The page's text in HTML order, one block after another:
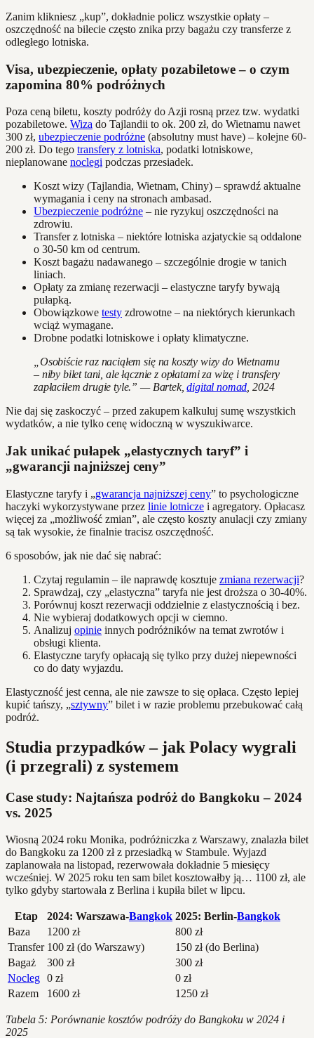
Zanim klikniesz „kup”, dokładnie policz wszystkie opłaty –
oszczędność na bilecie często znika przy bagażu czy transferze z
odległego lotniska.
Visa, ubezpieczenie, opłaty pozabiletowe – o czym
zapomina 80% podróżnych
Poza ceną biletu, koszty podróży do Azji rosną przez tzw. wydatki
pozabiletowe. Wiza do Tajlandii to ok. 200 zł, do Wietnamu nawet
300 zł, ubezpieczenie podróżne (absolutny must have) – kolejne 60-
200 zł. Do tego transfery z lotniska, podatki lotniskowe,
nieplanowane noclegi podczas przesiadek.
Koszt wizy (Tajlandia, Wietnam, Chiny) – sprawdź aktualne
wymagania i ceny na stronach ambasad.
Ubezpieczenie podróżne – nie ryzykuj oszczędności na
zdrowiu.
Transfer z lotniska – niektóre lotniska azjatyckie są oddalone
o 30-50 km od centrum.
Koszt bagażu nadawanego – szczególnie drogie w tanich
liniach.
Opłaty za zmianę rezerwacji – elastyczne taryfy bywają
pułapką.
Obowiązkowe testy zdrowotne – na niektórych kierunkach
wciąż wymagane.
Drobne podatki lotniskowe i opłaty klimatyczne.
„Osobiście raz naciąłem się na koszty wizy do Wietnamu
– niby bilet tani, ale łącznie z opłatami za wizę i transfery
zapłaciłem drugie tyle.” — Bartek,digital nomad, 2024
Nie daj się zaskoczyć – przed zakupem kalkuluj sumę wszystkich
wydatków, a nie tylko cenę widoczną w wyszukiwarce.
Jak unikać pułapek „elastycznych taryf” i
„gwarancji najniższej ceny”
Elastyczne taryfy i „gwarancja najniższej ceny” to psychologiczne
haczyki wykorzystywane przez linie lotnicze i agregatory. Opłacasz
więcej za „możliwość zmian”, ale często koszty anulacji czy zmiany
są tak wysokie, że finalnie tracisz oszczędność.
6 sposobów, jak nie dać się nabrać:
Czytaj regulamin – ile naprawdę kosztuje zmiana rezerwacji?
Sprawdzaj, czy „elastyczna” taryfa nie jest droższa o 30-40%.
Porównuj koszt rezerwacji oddzielnie z elastycznością i bez.
Nie wybieraj dodatkowych opcji w ciemno.
Analizuj opinie innych podróżników na temat zwrotów i
obsługi klienta.
Elastyczne taryfy opłacają się tylko przy dużej niepewności
co do daty wyjazdu.
Elastyczność jest cenna, ale nie zawsze to się opłaca. Często lepiej
kupić tańszy, „sztywny” bilet i w razie problemu przebukować całą
podróż.
Studia przypadków – jak Polacy wygrali
(i przegrali) z systemem
Case study: Najtańsza podróż do Bangkoku – 2024
vs. 2025
Wiosną 2024 roku Monika, podróżniczka z Warszawy, znalazła bilet
do Bangkoku za 1200 zł z przesiadką w Stambule. Wyjazd
zaplanowała na listopad, rezerwowała dokładnie 5 miesięcy
wcześniej. W 2025 roku ten sam bilet kosztowałby ją… 1100 zł, ale
tylko gdyby startowała z Berlina i kupiła bilet w lipcu.
Etap 2024: Warszawa-Bangkok 2025: Berlin-Bangkok
Baza
1200 zł
800 zł
Transfer 100 zł (do Warszawy)
150 zł (do Berlina)
Bagaż
300 zł
300 zł
Nocleg 0 zł
0 zł
Razem
1600 zł 1250 zł
Tabela 5: Porównanie kosztów podróży do Bangkoku w 2024 i
2025